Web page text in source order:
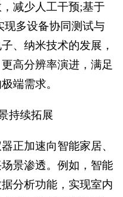
减少人工干预;基于
现多设备协同测试与
、纳米技术的发展，
高分辨率演进，满足
端需求。
持续拓展
正加速向智能家居、
景渗透。例如，智能
分析功能，实现室内